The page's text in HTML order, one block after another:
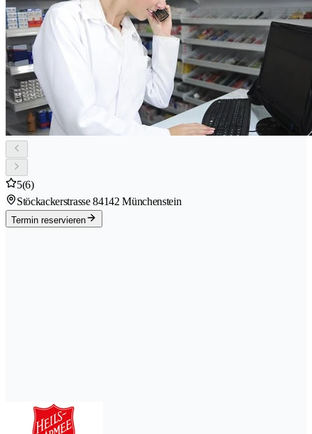
5(6)
Stöckackerstrasse 84142 Münchenstein
Termin reservieren